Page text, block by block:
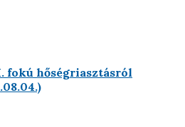
fokú hőségriasztásról